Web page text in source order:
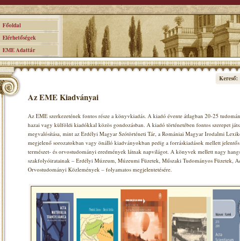
Főoldal
Elérhetőségek
EME Adattár
Kereső:
Az EME Kiadványai
Az EME szerkezetének fontos része a könyvkiadás. A kiadó évente átlagban 20-25
hazai vagy külföldi kiadókkal közös gondozásban. A kiadó történetében fontos szerepet
megvalósítása, mint az Erdélyi Magyar Szótörténeti Tár, a Romániai Magyar Irodalmi
megjelenő sorozatokban vagy önálló kiadványokban pedig a forráskiadások mellett
természet- és orvostudományi eredmények látnak napvilágot. A könyvek mellett nagy
szakfolyóiratainak – Erdélyi Múzeum, Múzeumi Füzetek, Műszaki Tudományos Füzetek,
Orvostudományi Közlemények – folyamatos megjelentetésére.